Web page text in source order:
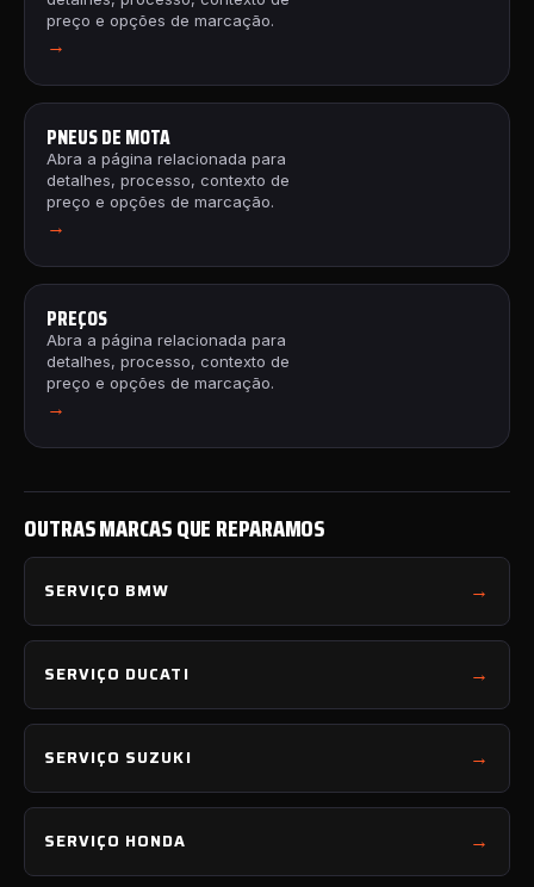
preço e opções de marcação.
→
PNEUS DE MOTA
Abra a página relacionada para
detalhes, processo, contexto de
preço e opções de marcação.
→
PREÇOS
Abra a página relacionada para
detalhes, processo, contexto de
preço e opções de marcação.
→
OUTRAS MARCAS QUE REPARAMOS
SERVIÇO BMW
SERVIÇO DUCATI
SERVIÇO SUZUKI
SERVIÇO HONDA